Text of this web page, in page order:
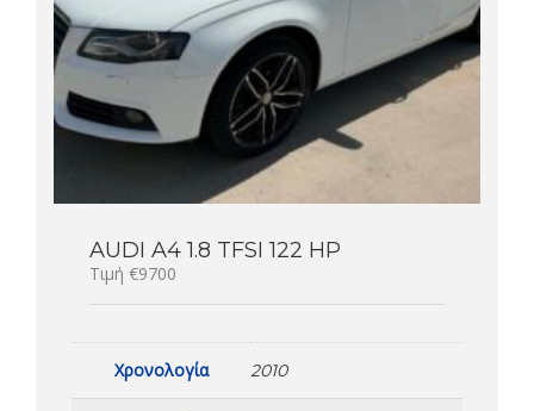
AUDI A4 1.8 TFSI 122 HP
Τιμή €9700
Χρονολογία 2010